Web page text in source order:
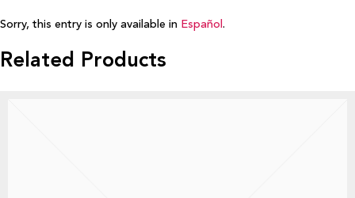
Sorry, this entry is only available in Español .
Related Products